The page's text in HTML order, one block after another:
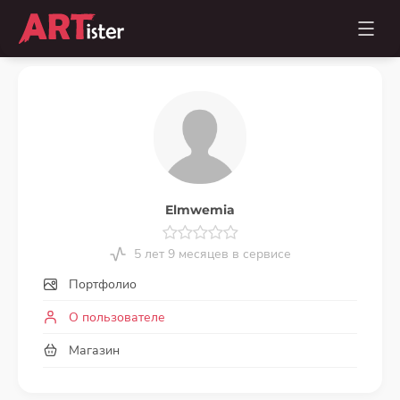
Elmwemia
5 лет 9 месяцев в сервисе
Портфолио
О пользователе
Магазин